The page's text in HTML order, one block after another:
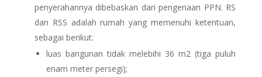
penyerahannya dibebaskan dari pengenaan PPN. RS
dan RSS adalah rumah yang memenuhi ketentuan,
sebagai berikut:
luas bangunan tidak melebihi 36 m2 (tiga puluh
enam meter persegi);